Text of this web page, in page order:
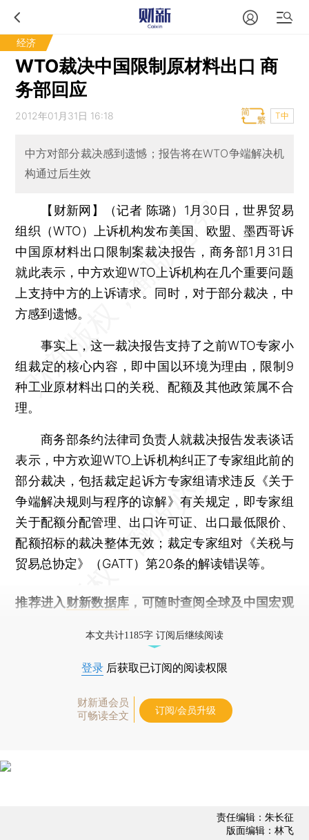
经济
WTO裁决中国限制原材料出口 商
务部回应
2012年01月31日 16:18 T中
中方对部分裁决感到遗憾；报告将在WTO争端解决机
构通过后生效
【财新网】（记者 陈璐） 1月30日，世界贸易
组织（WTO）上诉机构发布美国、欧盟、墨西哥诉
中国原材料出口限制案裁决报告，商务部1月31日
就此表示，中方欢迎WTO上诉机构在几个重要问题
上支持中方的上诉请求。同时，对于部分裁决，中
方感到遗憾。
事实上，这一裁决报告支持了之前WTO专家小
组裁定的核心内容，即中国以环境为理由，限制9
种工业原材料出口的关税、配额及其他政策属不合
理。
商务部条约法律司负责人就裁决报告发表谈话
表示，中方欢迎WTO上诉机构纠正了专家组此前的
部分裁决，包括裁定起诉方专家组请求违反《关于
争端解决规则与程序的谅解》有关规定，即专家组
关于配额分配管理、出口许可证、出口最低限价、
配额招标的裁决整体无效；裁定专家组对《关税与
贸易总协定》（GATT）第20条的解读错误等。
推荐进入 财新数据库 ，可随时查阅全球及中国宏观
本文共计1185字 订阅后继续阅读
登录 后获取已订阅的阅读权限
财新通会员
可畅读全文
订阅/会员升级
责任编辑：朱长征
版面编辑：林飞